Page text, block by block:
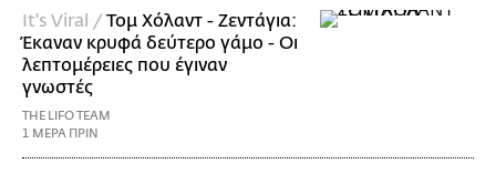
It's Viral /Τομ Χόλαντ - Ζεντάγια:
Έκαναν κρυφά δεύτερο γάμο - Οι
λεπτομέρειες που έγιναν
γνωστές
THE LIFO TEAM
1 ΜΕΡΑ ΠΡΙΝ